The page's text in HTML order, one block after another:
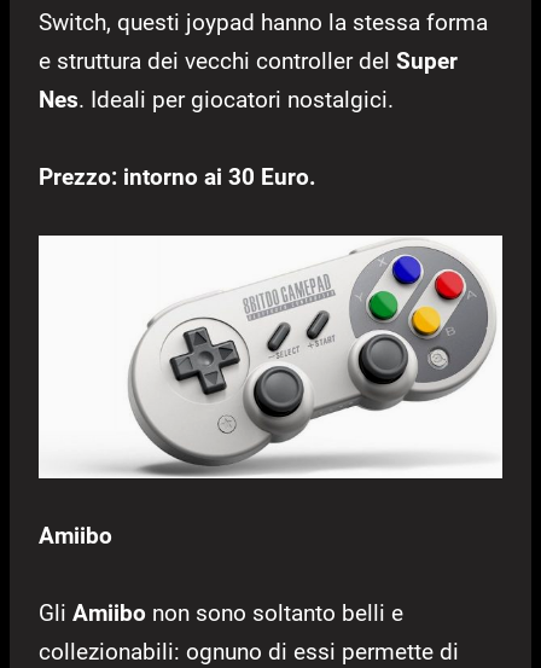
Switch, questi joypad hanno la stessa forma
e struttura dei vecchi controller del Super
Nes. Ideali per giocatori nostalgici.
Prezzo: intorno ai 30 Euro.
Amiibo
Gli Amiibo non sono soltanto belli e
collezionabili: ognuno di essi permette di